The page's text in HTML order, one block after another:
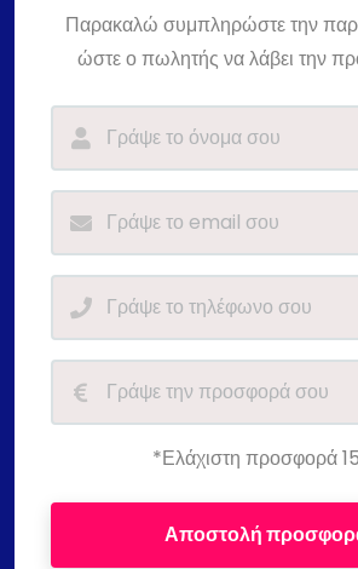
Παρακαλώ συμπληρώστε την
ώστε ο πωλητής να λάβει την
*Ελάχιστη προσφορά
Αποστολή